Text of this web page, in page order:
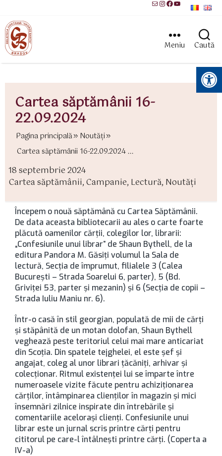
MailInstagram
Facebook
YouTube
Meniu Caută
Instrumente pentru accesibilitate
Cartea săptămânii 16-
22.09.2024
Pagina principală
Noutăți
Cartea săptămânii 16-22.09.2024 ...
18 septembrie 2024
Cartea săptămânii,Campanie, Lectură, Noutăți
Începem o nouă săptămână cu Cartea Săptămânii.
De data aceasta bibliotecarii au ales o carte foarte
plăcută oamenilor cărţii, colegilor lor, librarii:
„Confesiunile unui librar” de Shaun Bythell, de la
editura Pandora M. Găsiţi volumul la Sala de
lectură, Secţia de împrumut, filialele 3 (Calea
Bucureşti – Strada Soarelui 6, parter), 5 (Bd.
Griviţei 53, parter şi mezanin) şi 6 (Secţia de copii –
Strada Iuliu Maniu nr. 6).
Într-o casă în stil georgian, populată de mii de cărți
și stăpânită de un motan dolofan, Shaun Bythell
veghează peste teritoriul celui mai mare anticariat
din Scoția. Din spatele tejghelei, el este șef și
angajat, coleg al unor librari țăcăniți, arhivar și
colecționar. Ritmul existenței lui se împarte între
numeroasele vizite făcute pentru achiziționarea
cărților, întâmpinarea clienților în magazin și mici
însemnări zilnice inspirate din întrebările și
comentariile acelorași clienți. Confesiunile unui
librar este un jurnal scris printre cărți pentru
cititorul pe care-l întâlnești printre cărți. (Coperta a
IV-a)